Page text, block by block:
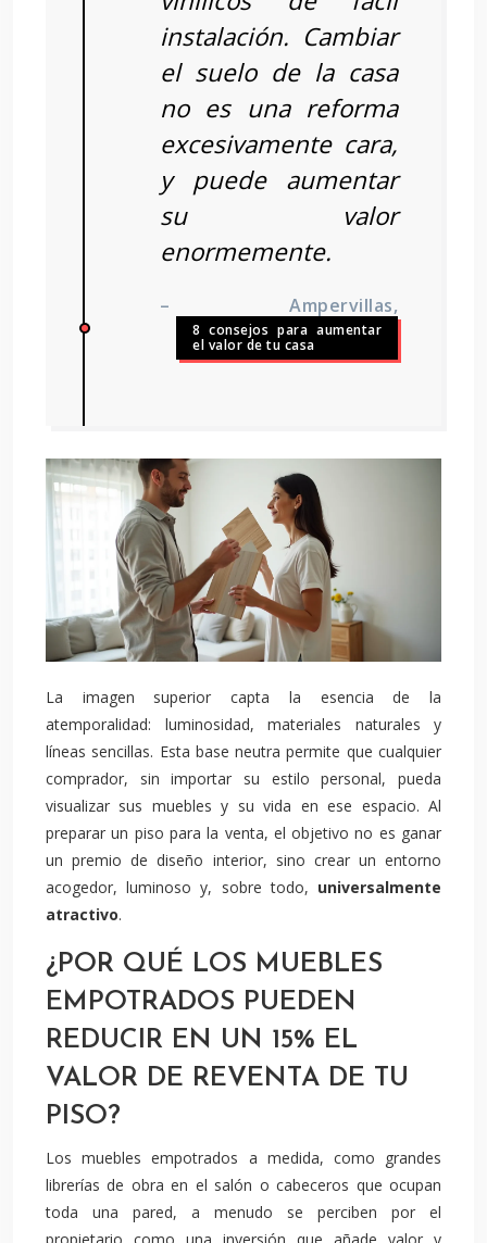
instalación. Cambiar
el suelo de la casa
no es una reforma
excesivamente cara,
y puede aumentar
su valor
enormemente.
– Ampervillas,
8 consejos para aumentar
el valor de tu casa
La imagen superior capta la esencia de la
atemporalidad: luminosidad, materiales naturales y
líneas sencillas. Esta base neutra permite que cualquier
comprador, sin importar su estilo personal, pueda
visualizar sus muebles y su vida en ese espacio. Al
preparar un piso para la venta, el objetivo no es ganar
un premio de diseño interior, sino crear un entorno
acogedor, luminoso y, sobre todo, universalmente
atractivo.
¿POR QUÉ LOS MUEBLES
EMPOTRADOS PUEDEN
REDUCIR EN UN 15% EL
VALOR DE REVENTA DE TU
PISO?
Los muebles empotrados a medida, como grandes
librerías de obra en el salón o cabeceros que ocupan
toda una pared, a menudo se perciben por el